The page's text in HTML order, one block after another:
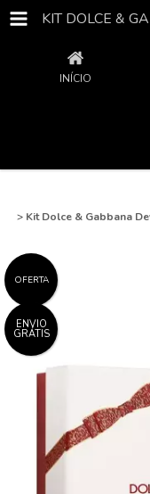
INÍCIO
> Kit Dolce & Gabbana
OFERTA
ENVIO
GRÁTIS